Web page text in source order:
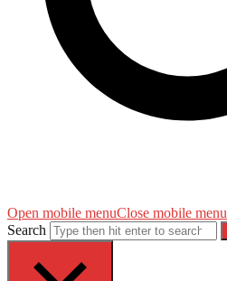
Open mobile menuClose mobile menu
Search